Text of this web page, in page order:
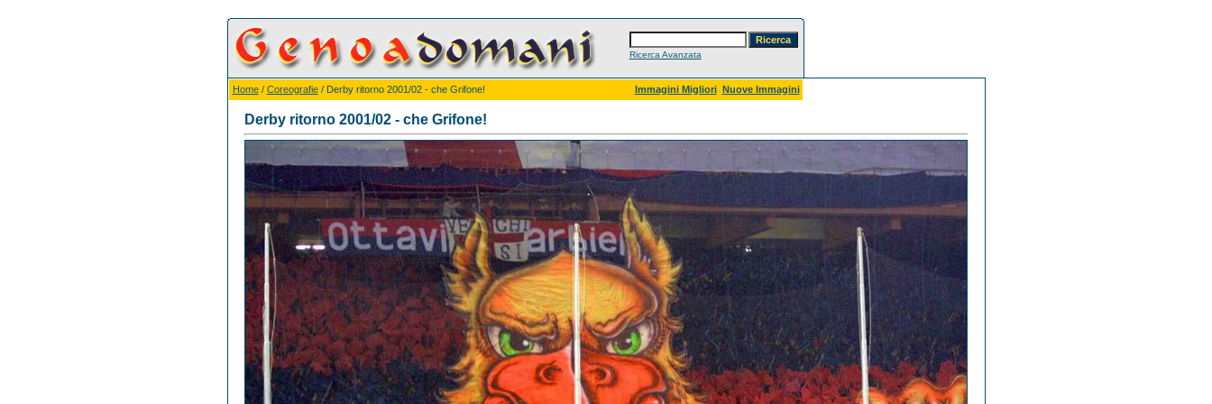
Ricerca Avanzata
Home/ Coreografie/ Derby ritorno 2001/02 - che Grifone! Immagini Migliori Nuove Immagini
Derby ritorno 2001/02 - che Grifone!